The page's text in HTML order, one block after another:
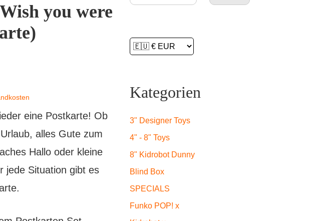
you were
eine Postkarte! Ob
alles Gute zum
Hallo oder kleine
jede Situation gibt es
Kategorien
3" Designer Toys
4" - 8" Toys
8" Kidrobot Dunny
Blind Box
SPECIALS
Funko POP! x